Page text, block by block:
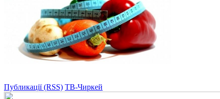
Публикації (RSS) ТВ-Чиркей